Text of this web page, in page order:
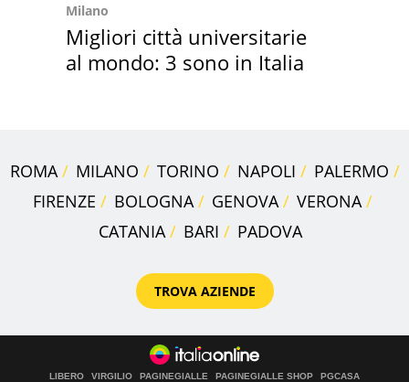
Milano
Migliori città universitarie
al mondo: 3 sono in Italia
ROMA MILANO TORINO NAPOLI
PALERMO
FIRENZE
BOLOGNA GENOVA
VERONA
CATANIA
BARI PADOVA
TROVA AZIENDE
LIBERO VIRGILIO PAGINEGIALLE PAGINEGIALLE SHOP
PGCASA